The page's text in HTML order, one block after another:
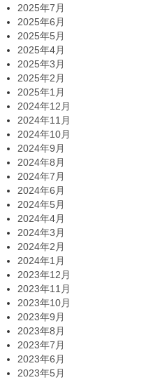
2025年7月
2025年6月
2025年5月
2025年4月
2025年3月
2025年2月
2025年1月
2024年12月
2024年11月
2024年10月
2024年9月
2024年8月
2024年7月
2024年6月
2024年5月
2024年4月
2024年3月
2024年2月
2024年1月
2023年12月
2023年11月
2023年10月
2023年9月
2023年8月
2023年7月
2023年6月
2023年5月